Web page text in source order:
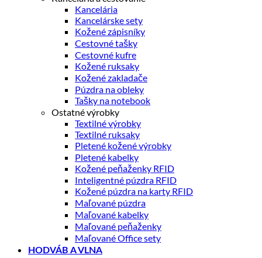
Kancelária
Kancelárske sety
Kožené zápisníky
Cestovné tašky
Cestovné kufre
Kožené ruksaky
Kožené zakladače
Púzdra na obleky
Tašky na notebook
Ostatné výrobky
Textilné výrobky
Textilné ruksaky
Pletené kožené výrobky
Pletené kabelky
Kožené peňaženky RFID
Inteligentné púzdra RFID
Kožené púzdra na karty RFID
Maľované púzdra
Maľované kabelky
Maľované peňaženky
Maľované Office sety
HODVÁB A VLNA